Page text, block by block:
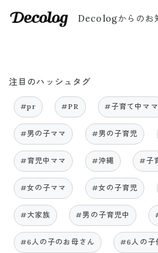
Decologからのお
注目のハッシュタグ
#pr #PR #子育て中ママ
#男の子ママ #男の子育児
#育児中ママ #沖縄 #子
#女の子ママ #女の子育児
#大家族 #男の子育児中
#6人の子のお母さん #6人の子